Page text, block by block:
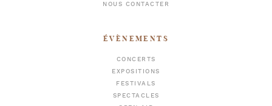
NOUS CONTACTER
ÉVÈNEMENTS
CONCERTS
EXPOSITIONS
FESTIVALS
SPECTACLES